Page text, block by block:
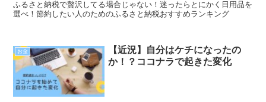
ふるさと納税で贅沢してる場合じゃない！迷ったらとにかく日用品を
選べ！節約したい人のためのふるさと納税おすすめランキング
お金
【近況】自分はケチになったの
か！？ココナラで起きた変化